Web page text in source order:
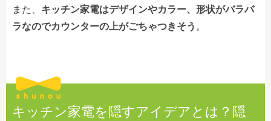
また、 キッチン家電はデザインやカラー、形状がバラバ
ラなのでカウンターの上がごちゃつきそう 。
キッチン家電を隠すアイデアとは？隠